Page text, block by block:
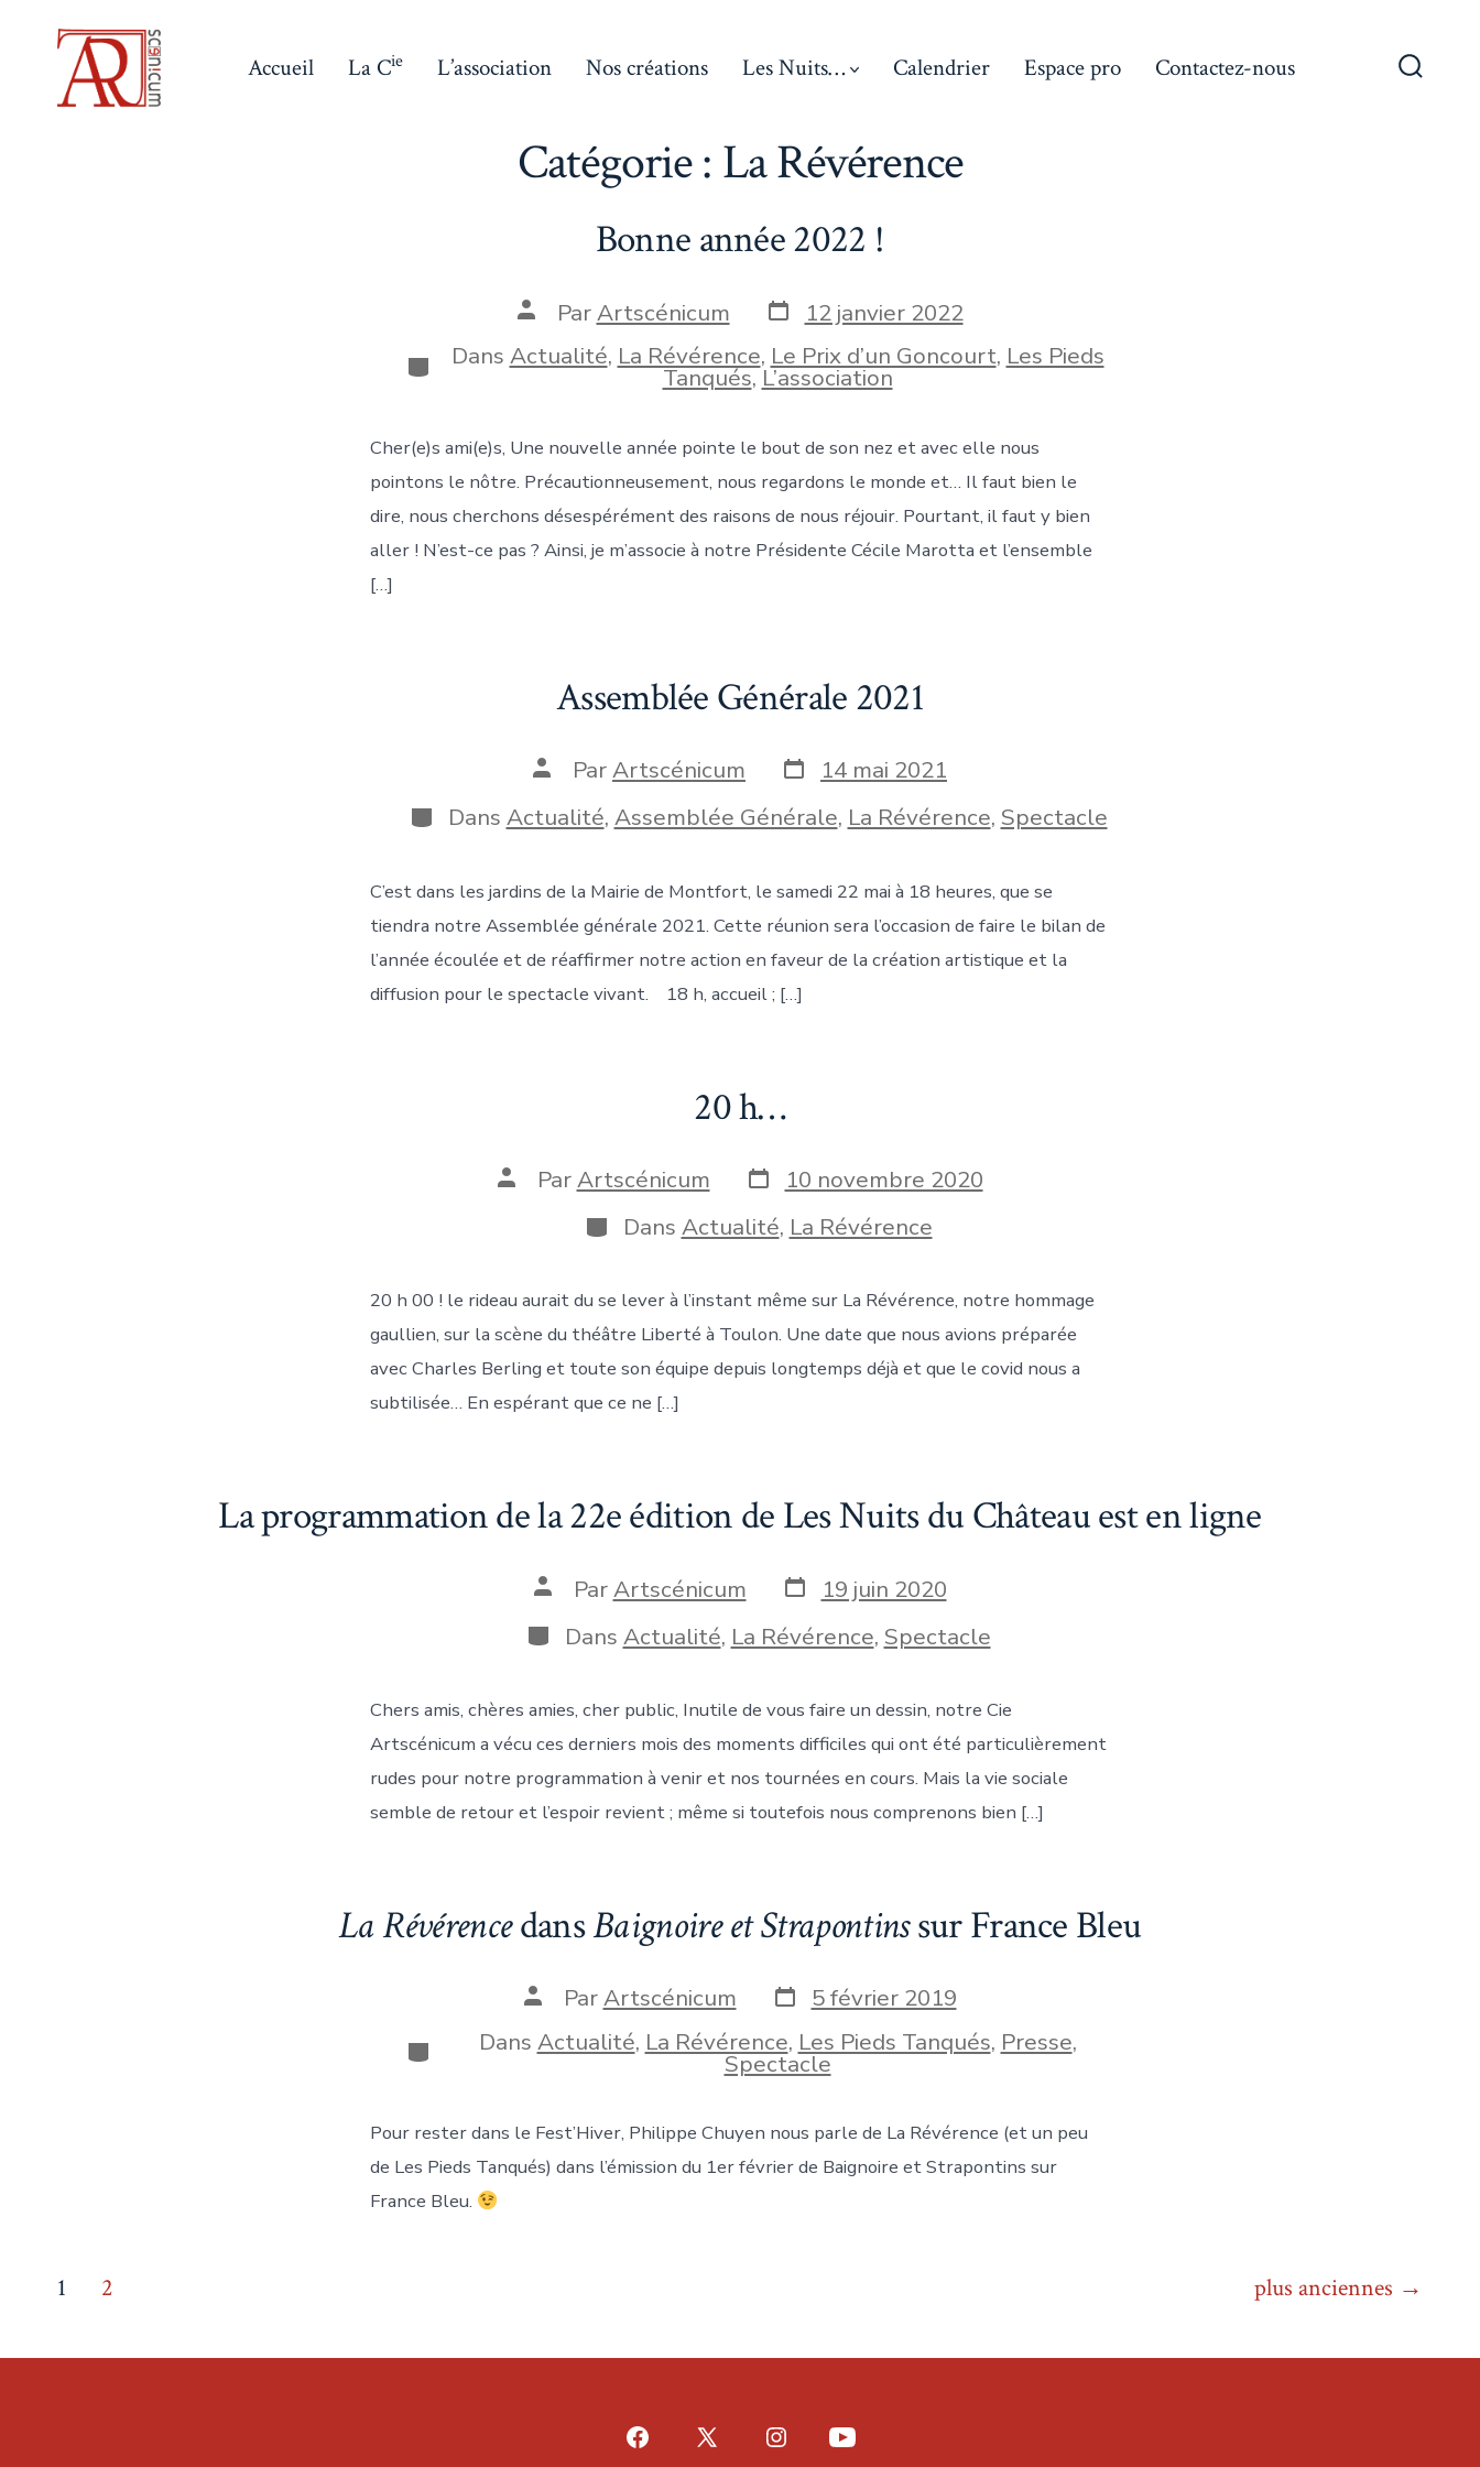
contenu
Accueil La Cie L’association Nos créations Les Nuits… Calendrier Espace pro Contactez-nous
Catégorie : La Révérence
Bonne année 2022 !
Auteur
la
publication
ParArtscénicum Date
de
publication
12 janvier 2022
Catégories
Dans Actualité, La Révérence, Le Prix d’un Goncourt, Les Pieds
Tanqués,L’association
Cher(e)s ami(e)s, Une nouvelle année pointe le bout de son nez et avec elle nous
pointons le nôtre. Précautionneusement, nous regardons le monde et… Il faut bien le
dire, nous cherchons désespérément des raisons de nous réjouir. Pourtant, il faut y bien
aller ! N’est-ce pas ? Ainsi, je m’associe à notre Présidente Cécile Marotta et l’ensemble
[…]
Assemblée Générale 2021
Auteur
la
publication
ParArtscénicum Date
de
publication
14 mai 2021
Catégories
Dans Actualité, Assemblée Générale, La Révérence, Spectacle
C’est dans les jardins de la Mairie de Montfort, le samedi 22 mai à 18 heures, que se
tiendra notre Assemblée générale 2021. Cette réunion sera l’occasion de faire le bilan de
l’année écoulée et de réaffirmer notre action en faveur de la création artistique et la
diffusion pour le spectacle vivant. 18 h, accueil ; […]
20 h…
Auteur
publication
ParArtscénicum Date
de
publication
10 novembre 2020
Catégories
Dans Actualité, La Révérence
20 h 00 ! le rideau aurait du se lever à l’instant même sur La Révérence, notre hommage
gaullien, sur la scène du théâtre Liberté à Toulon. Une date que nous avions préparée
avec Charles Berling et toute son équipe depuis longtemps déjà et que le covid nous a
subtilisée… En espérant que ce ne […]
La programmation de la 22e édition de Les Nuits du Château est en ligne
Auteur
la
publication
ParArtscénicum Date
de
publication
19 juin 2020
Catégories
Dans Actualité, La Révérence, Spectacle
Chers amis, chères amies, cher public, Inutile de vous faire un dessin, notre Cie
Artscénicum a vécu ces derniers mois des moments difficiles qui ont été particulièrement
rudes pour notre programmation à venir et nos tournées en cours. Mais la vie sociale
semble de retour et l’espoir revient ; même si toutefois nous comprenons bien […]
La RévérencedansBaignoire et Strapontinssur France Bleu
Auteur
la
publication
ParArtscénicum Date
de
publication
5 février 2019
Catégories
Dans Actualité, La Révérence, Les Pieds Tanqués, Presse,
Spectacle
Pour rester dans le Fest’Hiver, Philippe Chuyen nous parle de La Révérence (et un peu
de Les Pieds Tanqués) dans l’émission du 1er février de Baignoire et Strapontins sur
France Bleu.
Pagination
publications
1 2 plus anciennes →
Open Open Open Open